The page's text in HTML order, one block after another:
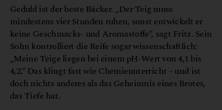
Geduld ist der beste Bäcker. „Der Teig muss
mindestens vier Stunden ruhen, sonst entwickelt er
keine Geschmacks- und Aromastoffe“, sagt Fritz. Sein
Sohn kontrolliert die Reife sogar wissenschaftlich:
„Meine Teige liegen bei einem pH-Wert von 4,1 bis
4,2.“ Das klingt fast wie Chemieunterricht – und ist
doch nichts anderes als das Geheimnis eines Brotes,
das Tiefe hat.